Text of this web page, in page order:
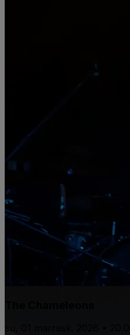
su, 01 marrask. 2026 • 20.00